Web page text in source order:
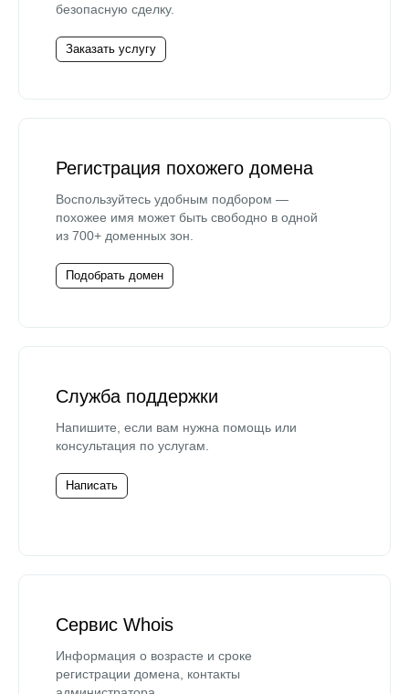
безопасную сделку.
Заказать услугу
Регистрация похожего домена
Воспользуйтесь удобным подбором —
похожее имя может быть свободно в одной
из 700+ доменных зон.
Подобрать домен
Служба поддержки
Напишите, если вам нужна помощь или
консультация по услугам.
Написать
Сервис Whois
Информация о возрасте и сроке
регистрации домена, контакты